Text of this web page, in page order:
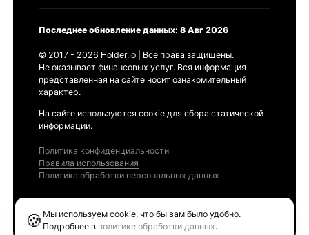
Последнее обновление данных: 8 Авг 2026
© 2017 - 2026 Holder.io | Все права защищены.
Не оказывает финансовых услуг. Вся информация
представленная на сайте носит ознакомительный
характер.
На сайте используются cookie для сбора статической
информации.
Политика конфиденциальности
Правила использования
Политика обработки персональных данных
🍪 Мы используем cookie, что бы вам было удобно.
Подробнее в политике обработки данных.
Ethereum GAS Tracker